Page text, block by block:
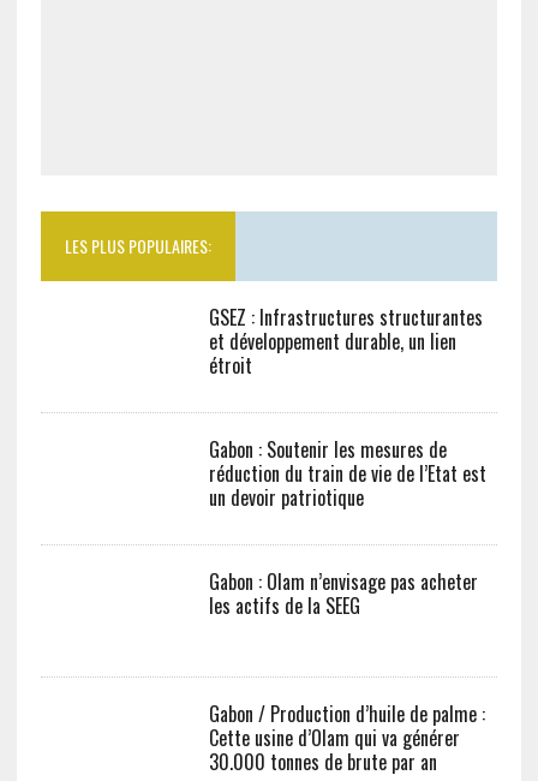
développement durable, un lien étroit
Gabon : Soutenir les mesures de
réduction du train de vie de l’Etat est
un devoir patriotique
actifs de la SEEG
30.000 tonnes de brute par an
Gabon : Pourquoi faut-il accélérer les